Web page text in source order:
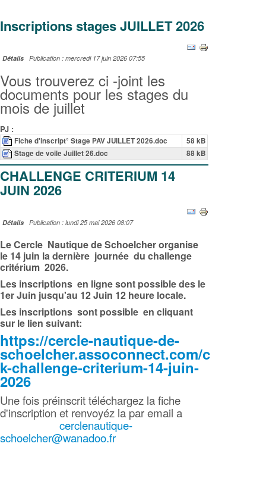
Inscriptions stages JUILLET 2026
Détails Publication : mercredi 17 juin 2026 07:55
Vous trouverez ci -joint les
documents pour les stages du
mois de juillet
PJ :
Fiche d'inscript° Stage PAV JUILLET 2026.doc
58 kB
Stage de voile Juillet 26.doc
88 kB
CHALLENGE CRITERIUM 14
JUIN 2026
Détails Publication : lundi 25 mai 2026 08:07
Le Cercle Nautique de Schoelcher organise
le 14 juin la dernière journée du challenge
critérium 2026.
Les inscriptions en ligne sont possible des le
1er Juin jusqu'au 12 Juin 12 heure locale.
Les inscriptions sont possible en cliquant
sur le lien suivant:
https://cercle-nautique-de-
schoelcher.assoconnect.com/collect/
k-challenge-criterium-14-juin-
2026
Une fois préinscrit téléchargez la fiche
d'inscription et renvoyéz la par email a
cerclenautique-
schoelcher@wanadoo.fr